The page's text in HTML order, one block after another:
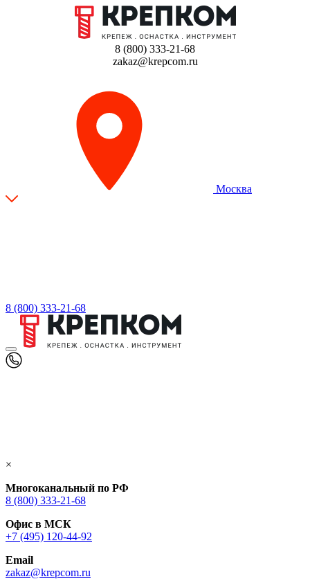
8 (800) 333-21-68
zakaz@krepcom.ru
Москва
8 (800) 333-21-68
×
Многоканальный по РФ
8 (800) 333‑21-68
Офис в МСК
+7 (495) 120-44-92
Email
zakaz@krepcom.ru